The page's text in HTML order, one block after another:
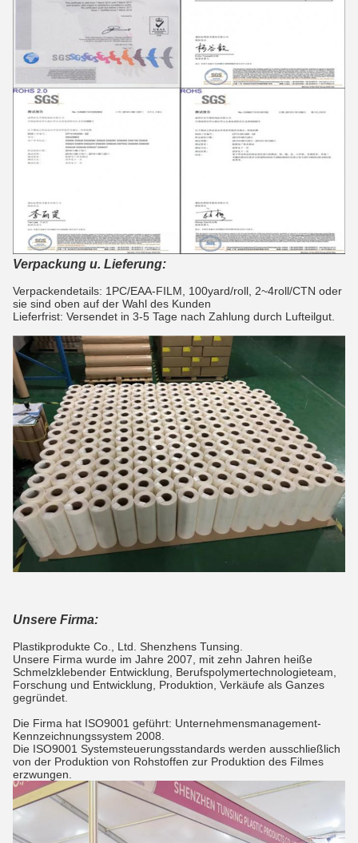
Verpackung u. Lieferung:
Verpackendetails: 1PC/EAA-FILM, 100yard/roll, 2~4roll/CTN oder
sie sind oben auf der Wahl des Kunden
Lieferfrist: Versendet in 3-5 Tage nach Zahlung durch Lufteilgut.
Unsere Firma:
Plastikprodukte Co., Ltd. Shenzhens Tunsing.
Unsere Firma wurde im Jahre 2007, mit zehn Jahren heiße
Schmelzklebender Entwicklung, Berufspolymertechnologieteam,
Forschung und Entwicklung, Produktion, Verkäufe als Ganzes
gegründet.
Die Firma hat ISO9001 geführt: Unternehmensmanagement-
Kennzeichnungssystem 2008.
Die ISO9001 Systemsteuerungsstandards werden ausschließlich
von der Produktion von Rohstoffen zur Produktion des Filmes
erzwungen.